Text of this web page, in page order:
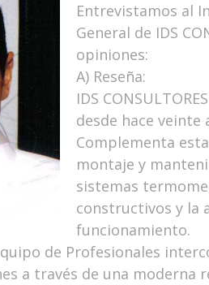
Entrevistamos al
General de IDS
opiniones:
A) Reseña:
IDS
desde hace
Complementa
montaje y
sistemas
constructivos y la
funcionamiento.
de Profesionales
a través de una moderna